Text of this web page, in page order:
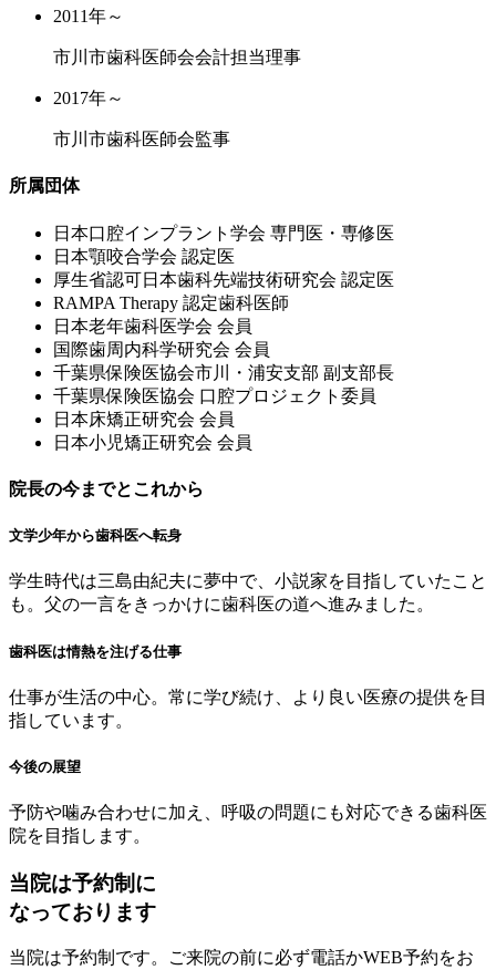
2011年～
市川市歯科医師会会計担当理事
2017年～
市川市歯科医師会監事
所属団体
⽇本⼝腔インプラント学会 専⾨医・専修医
⽇本顎咬合学会 認定医
厚⽣省認可⽇本⻭科先端技術研究会 認定医
RAMPA Therapy 認定⻭科医師
⽇本⽼年⻭科医学会 会員
国際⻭周内科学研究会 会員
千葉県保険医協会市川・浦安⽀部 副⽀部⻑
千葉県保険医協会 ⼝腔プロジェクト委員
⽇本床矯正研究会 会員
⽇本⼩児矯正研究会 会員
院長の今までとこれから
文学少年から歯科医へ転身
学生時代は三島由紀夫に夢中で、小説家を目指していたこと
も。父の一言をきっかけに歯科医の道へ進みました。
歯科医は情熱を注げる仕事
仕事が生活の中心。常に学び続け、より良い医療の提供を目
指しています。
今後の展望
予防や噛み合わせに加え、呼吸の問題にも対応できる歯科医
院を目指します。
当院は予約制に
なっております
当院は予約制です。ご来院の前に必ず電話かWEB予約をお